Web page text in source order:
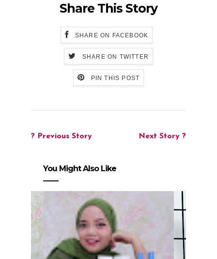
Share This Story
SHARE ON FACEBOOK
SHARE ON TWITTER
PIN THIS POST
? Previous Story Next Story ?
You Might Also Like